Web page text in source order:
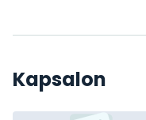
Kapsalon